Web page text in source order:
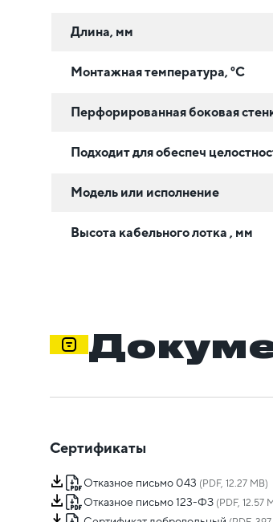
Длина, мм
Монтажная температура, °C
Перфорированная боковая
Подходит для обеспеч
Модель или исполнение
Высота кабельного лотка , мм
Сертификаты
Отказное письмо 043 (PDF, 12.27 MB)
Отказное письмо 123-ФЗ (PDF, 12.57